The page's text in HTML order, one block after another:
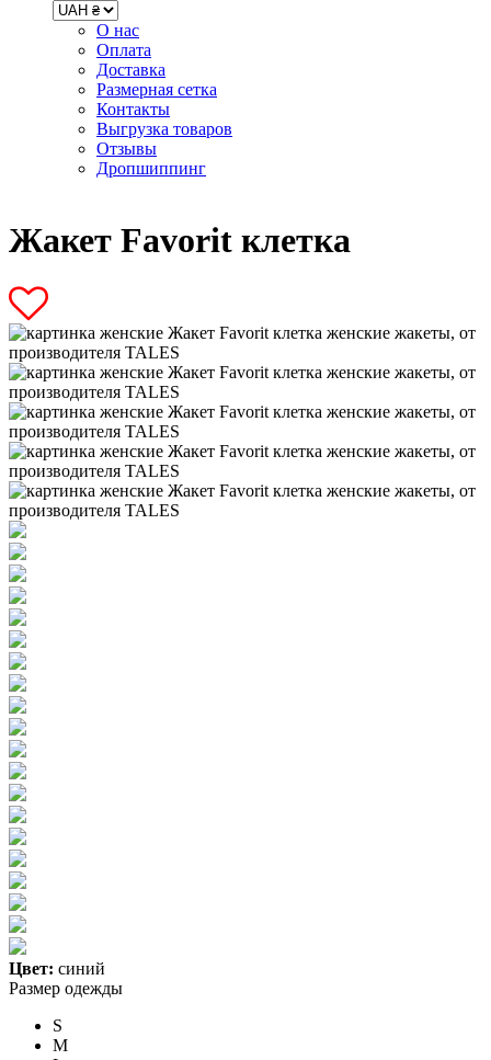
О нас
Оплата
Доставка
Размерная сетка
Контакты
Выгрузка товаров
Отзывы
Дропшиппинг
Жакет Favorit клетка
Цвет: синий
Размер одежды
S
M